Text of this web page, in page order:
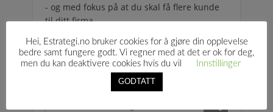
- og med fokus på at du skal få flere kunde
til ditt firma.
Les mer om hjemmeside-løsningen
Hei, Estrategi.no bruker cookies for å gjøre din opplevelse
bedre samt fungere godt. Vi regner med at det er ok for deg,
men du kan deaktivere cookies hvis du vil
Innstillinger
GODTATT